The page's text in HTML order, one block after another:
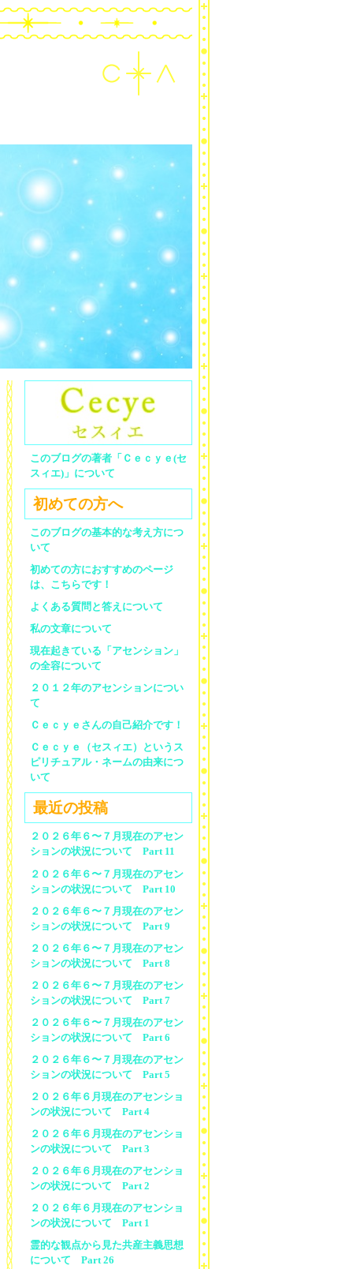
このブログの著者「Ｃｅｃｙｅ(セ
スィエ)」について
初めての方へ
このブログの基本的な考え方につ
いて
初めての方におすすめのページ
は、こちらです！
よくある質問と答えについて
私の文章について
現在起きている「アセンション」
の全容について
２０１２年のアセンションについ
て
Ｃｅｃｙｅさんの自己紹介です！
Ｃｅｃｙｅ（セスィエ）というス
ピリチュアル・ネームの由来につ
いて
最近の投稿
２０２６年６〜７月現在のアセン
ションの状況について Part 11
２０２６年６〜７月現在のアセン
ションの状況について Part 10
２０２６年６〜７月現在のアセン
ションの状況について Part 9
２０２６年６〜７月現在のアセン
ションの状況について Part 8
２０２６年６〜７月現在のアセン
ションの状況について Part 7
２０２６年６〜７月現在のアセン
ションの状況について Part 6
２０２６年６〜７月現在のアセン
ションの状況について Part 5
２０２６年６月現在のアセンショ
ンの状況について Part 4
２０２６年６月現在のアセンショ
ンの状況について Part 3
２０２６年６月現在のアセンショ
ンの状況について Part 2
２０２６年６月現在のアセンショ
ンの状況について Part 1
霊的な観点から見た共産主義思想
について Part 26